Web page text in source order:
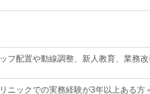
フ配置や動線調整、新人教育、業務
ニックでの実務経験が3年以上ある方